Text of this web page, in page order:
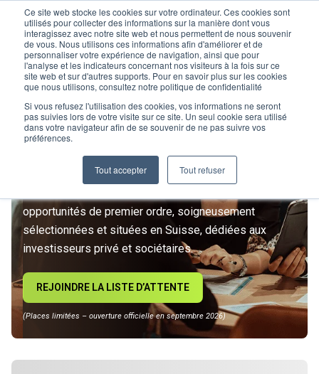
Ce site web stocke les cookies sur votre ordinateur. Ces cookies sont
utilisés pour collecter des informations sur la manière dont vous
interagissez avec notre site web et nous permettent de nous souvenir
de vous. Nous utilisons ces informations afin d'améliorer et de
personnaliser votre expérience de navigation, ainsi que pour
l'analyse et les indicateurs concernant nos visiteurs à la fois sur ce
site web et sur d'autres supports. Pour en savoir plus sur les cookies
que nous utilisons, consultez notre politique de confidentialité
Si vous refusez l'utilisation des cookies, vos informations ne seront
pas suivies lors de votre visite sur ce site. Un seul cookie sera utilisé
dans votre navigateur afin de se souvenir de ne pas suivre vos
préférences.
Tout accepter Tout refuser
L’IMMOBILIER
D’INVESTISSEMENT ENTRE
DANS UNE NOUVELLE ÈRE
Rejoignez le premier club privé d'investissement
opportunités de premier ordre, soigneusement
sélectionnées et situées en Suisse, dédiées aux
investisseurs privé et sociétaires.
REJOINDRE LA LISTE D’ATTENTE
(Places limitées – ouverture officielle en septembre 2026)